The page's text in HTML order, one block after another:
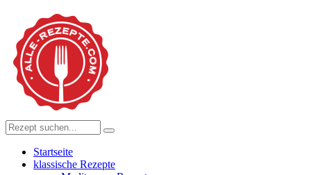
Startseite
klassische Rezepte